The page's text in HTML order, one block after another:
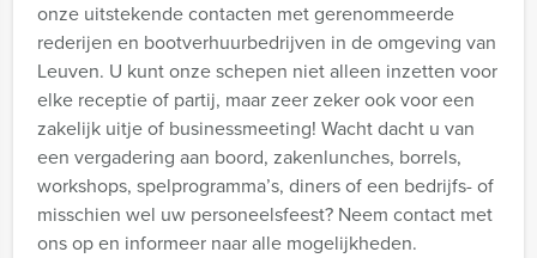
onze uitstekende contacten met gerenommeerde
rederijen en bootverhuurbedrijven in de omgeving van
Leuven. U kunt onze schepen niet alleen inzetten voor
elke receptie of partij, maar zeer zeker ook voor een
zakelijk uitje of businessmeeting! Wacht dacht u van
een vergadering aan boord, zakenlunches, borrels,
workshops, spelprogramma’s, diners of een bedrijfs- of
misschien wel uw personeelsfeest? Neem contact met
ons op en informeer naar alle mogelijkheden.